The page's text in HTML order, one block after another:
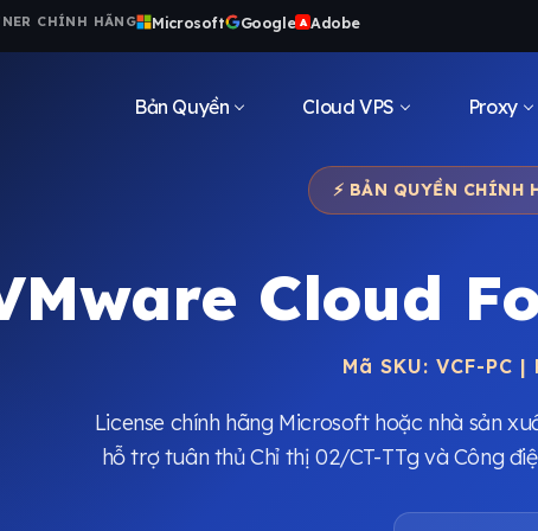
CHÍNH HÃNG Microsoft Google A Adobe
Bản Quyền Cloud VPS Proxy
⚡ BẢN QUYỀN CHÍNH
Cloud
Mã SKU: VCF-PC
License chính hãng Microsoft hoặc nhà sản
hỗ trợ tuân thủ Chỉ thị 02/CT-TTg và Công